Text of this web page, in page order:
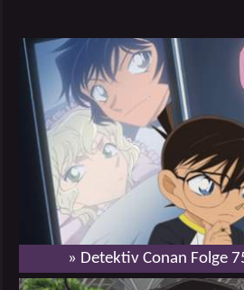
» Detektiv Conan Folge